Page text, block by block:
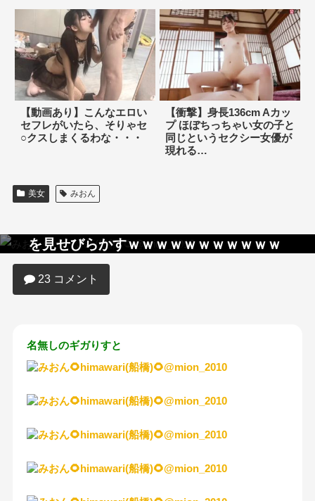
【動画あり】こんなエロい
セフレがいたら、そりゃセ
○クスしまくるわな・・・
【衝撃】身長136cm Aカッ
プ ほぼちっちゃい女の子と
同じというセクシー女優が
現れる…
美女 みおん
を見せびらかすｗｗｗｗｗｗｗｗｗｗｗ
ｗ
23 コメント
名無しのギガりすと